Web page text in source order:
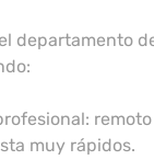
departamento
muy rápidos.